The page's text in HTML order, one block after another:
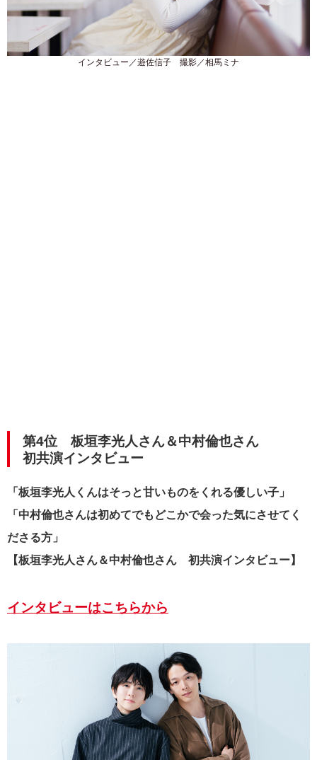
インタビュー／遊佐信子 撮影／相馬ミナ
第4位板垣李光人さん＆中村倫也さん
初共演インタビュー
「板垣李光人くんはそっと甘いものをくれる優しい子」
「中村倫也さんは初めてでもどこかで会った気にさせてく
ださる方」
【板垣李光人さん＆中村倫也さん 初共演インタビュー】
インタビューはこちらから